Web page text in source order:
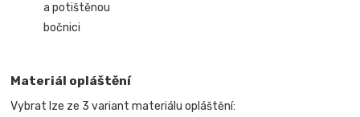
a potištěnou
bočnici
Materiál opláštění
Vybrat lze ze 3 variant materiálu opláštění: